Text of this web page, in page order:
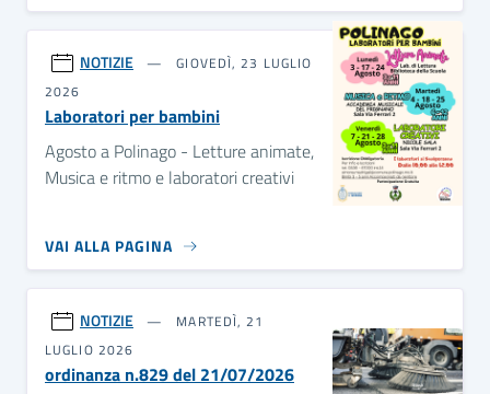
NOTIZIE
GIOVEDÌ, 23 LUGLIO
2026
Laboratori per bambini
Agosto a Polinago - Letture animate,
Musica e ritmo e laboratori creativi
VAI ALLA PAGINA
NOTIZIE
MARTEDÌ, 21
LUGLIO 2026
ordinanza n.829 del 21/07/2026